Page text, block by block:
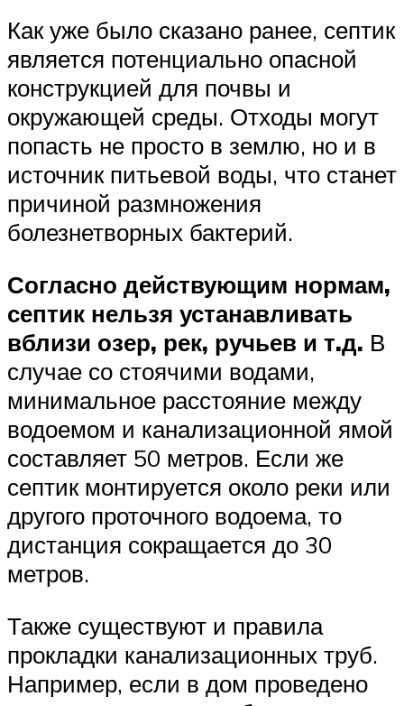
Как уже было сказано ранее, септик
является потенциально опасной
конструкцией для почвы и
окружающей среды. Отходы могут
попасть не просто в землю, но и в
источник питьевой воды, что станет
причиной размножения
болезнетворных бактерий.
Согласно действующим нормам,
септик нельзя устанавливать
вблизи озер, рек, ручьев и т.д. В
случае со стоячими водами,
минимальное расстояние между
водоемом и канализационной ямой
составляет 50 метров. Если же
септик монтируется около реки или
другого проточного водоема, то
дистанция сокращается до 30
метров.
Также существуют и правила
прокладки канализационных труб.
Например, если в дом проведено